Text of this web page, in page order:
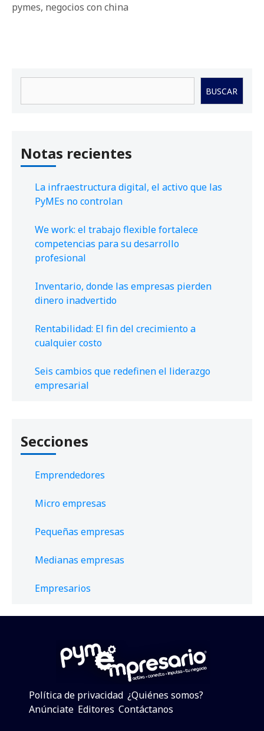
pymes, negocios con china
BUSCAR
Notas recientes
La infraestructura digital, el activo que las
PyMEs no controlan
We work: el trabajo flexible fortalece
competencias para su desarrollo
profesional
Inventario, donde las empresas pierden
dinero inadvertido
Rentabilidad: El fin del crecimiento a
cualquier costo
Seis cambios que redefinen el liderazgo
empresarial
Secciones
Emprendedores
Micro empresas
Pequeñas empresas
Medianas empresas
Empresarios
Política de privacidad ¿Quiénes somos?
Anúnciate Editores Contáctanos